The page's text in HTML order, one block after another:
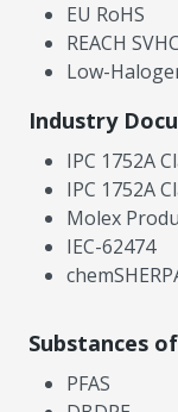
EU RoHS
REACH SVHC
Low-
Industry
IPC 1752A
IPC 1752A
Molex
IEC-62474
Substances
PFAS